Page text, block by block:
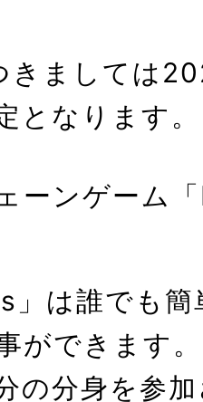
きましては
となります。
ーンゲーム
」は誰でも
ができます
の分身を参